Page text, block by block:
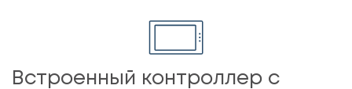
Встроенный контроллер с